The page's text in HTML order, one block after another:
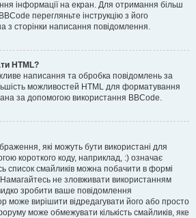
інформації на екран. Для отримання більш
перегляньте інструкцію з його
з сторінки написання повідомлення.
HTML?
написання та обробка повідомлень за
можливостей HTML для форматування
за допомогою використання BBCode.
які можуть бути використані для
короткого коду, наприклад, :) означає
список смайликів можна побачити в формі
не зловживати використанням
зробити ваше повідомлення
може вирішити відредагувати його або просто
може обмежувати кількість смайликів, яке